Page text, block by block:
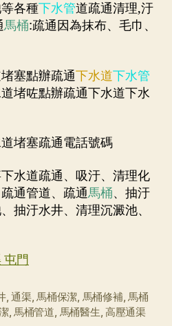
各種下水管道疏通清理,汙
馬桶:疏通因為抹布、毛巾、
塞點辦疏通下水道下水管
堵咗點辦疏通下水道下水
堵塞疏通電話號碼
水道疏通、吸汙、清理化
通管道、疏通馬桶、抽汙
抽汙水井、清理沉澱池、
門
,通渠,馬桶保潔, 馬桶修補,馬桶
, 馬桶管道, 馬桶醫生, 高壓通渠